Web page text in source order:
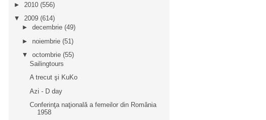
► 2010 (556)
▼ 2009 (614)
► decembrie (49)
► noiembrie (51)
▼ octombrie (55)
Sailingtours
A trecut şi KuKo
Azi - D day
Conferinţa naţională a femeilor din România
1958